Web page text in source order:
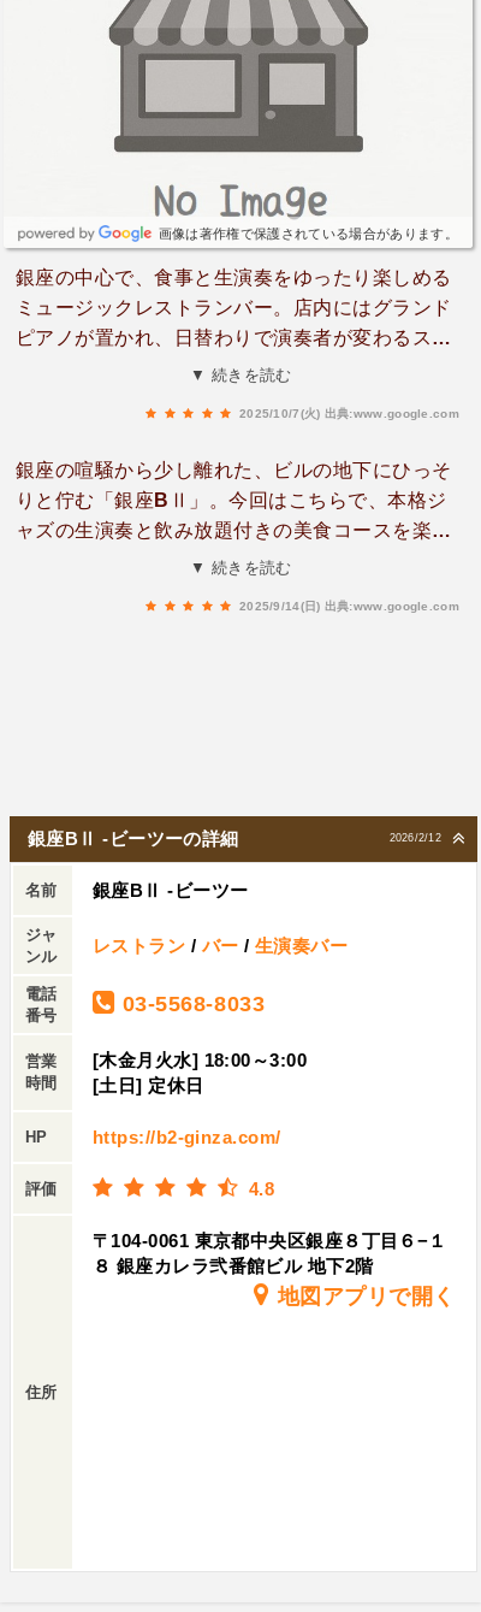
げしらすと野菜のパスタ🍝しらすの旨味と野菜の
甘みが絶妙で、優しい味付けながら満足感あり。
ンブランソース」は感動レベル！豚肉はしっとり
ジューシーで、ソースのまろやかさが全体を包み
合わせも良く、見た目も華やかでした🍆デザート
はチョコレートテリーヌ🫕ラズベリーソースと柿
が添えられていて、濃厚ながら後味さっぱり。最
後まで丁寧に作られた印象で、とても満足度の高
いコースでした。スタッフの方もとても丁寧で、
料理の説明もわかりやすく気持ちの良い接客。記
念日やデート、女子会にもおすすめです✨銀座で
ゆったり美味しい時間を過ごしたい方にぴったり
画像は著作権で保護されている場合があります。
銀座の中心で、食事と生演奏をゆったり楽しめる
ミュージックレストランバー。店内にはグランド
ピアノが置かれ、日替わりで演奏者が変わるスタ
イル。照明を落とした空間で聴くジャズやクラシ
円）」を注文。2時間の飲み放題付きで、生ビー
ルやワイン、スパークリングなどが選べる。前菜
3種盛り合わせから始まり、シェフの気まぐれサ
ローストは、火入れが絶妙でしっとりとした仕上
がり。肉の旨みと脂の甘みがほどよく、ワインと
おすすめです。
▼ 続きを読む
2025/10/7(火) 出典:www.google.com
銀座の喧騒から少し離れた、ビルの地下にひっそ
りと佇む「銀座BⅡ」。今回はこちらで、本格ジ
ャズの生演奏と飲み放題付きの美食コースを楽し
んできました。まず扉を開けて目に飛び込んでく
うと…🍽 まずは前菜からスタート・グリッシーニ
生ハム添えコッパ（生ハム）の塩気とグリッシー
ニの香ばしさが絶妙で、スタートから食欲をそそ
たのは、レバーのクリームチーズ和え。ねっとり
とした食感にクリーミーさが加わり、ワインがす
すむ逸品でした。🥗 サラダからメイン、デザート
く、清涼感たっぷりで箸休めに最適。・本日のパ
スタは、釜揚げしらすとフレッシュトマトの組み
合わせ。しらすの旨みがしっかりと感じられ、さ
岩手県産・岩中豚肩ロースのローストは絶品！ジ
スが優しく絡み、思わず笑みがこぼれる美味し
さ。・デザートのチョコレートテリーヌは、濃厚
ながらもなめらかな口どけ。最後の一口まで大満
題。お酒を楽しみながら、心地よいジャズに耳を
▼ 続きを読む
2025/9/14(日) 出典:www.google.com
2026/2/12
銀座BⅡ -ビーツーの詳細
名前 銀座BⅡ -ビーツー
ジャ
ンル
レストラン /バー / 生演奏バー
電話
番号
03-5568-8033
営業
時間
[木金月火水] 18:00～3:00
[土日] 定休日
HP https://b2-ginza.com/
評価 4.8
住所
〒104-0061 東京都中央区銀座８丁目６−１
８ 銀座カレラ弐番館ビル 地下2階
地図アプリで開く